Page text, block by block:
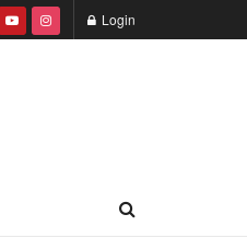
Login